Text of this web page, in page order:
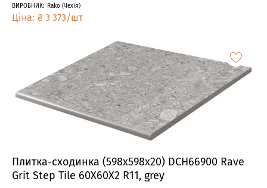
ВИРОБНИК: Rako (Чехія)
Ціна: ₴ 3 373/шт
Плитка-сходинка (598x598x20) DCH66900 Rave
Grit Step Tile 60X60X2 R11, grey